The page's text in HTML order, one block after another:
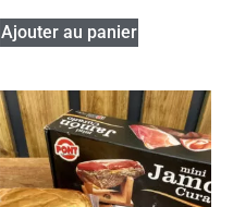
Ajouter au panier